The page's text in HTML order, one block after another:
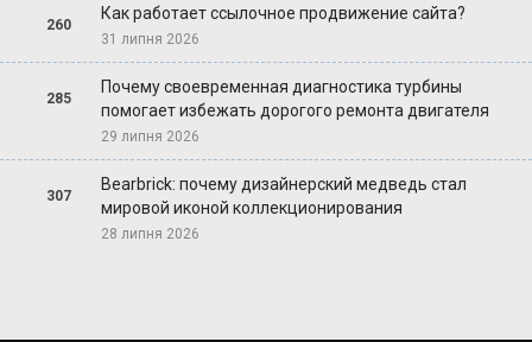
260
Как работает ссылочное продвижение сайта?
31 липня 2026
285
Почему своевременная диагностика турбины
помогает избежать дорогого ремонта двигателя
29 липня 2026
307
Bearbrick: почему дизайнерский медведь стал
мировой иконой коллекционирования
28 липня 2026